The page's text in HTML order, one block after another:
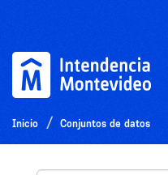
Inicio Conjuntos de datos